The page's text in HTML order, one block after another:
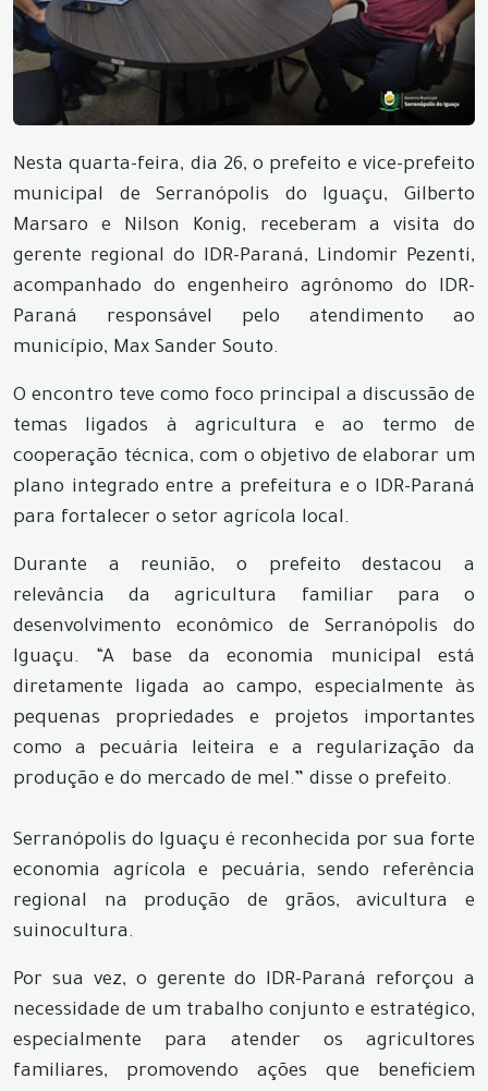
Nesta quarta-feira, dia 26, o prefeito e vice-prefeito
municipal de Serranópolis do Iguaçu, Gilberto
Marsaro e Nilson Konig, receberam a visita do
gerente regional do IDR-Paraná, Lindomir Pezenti,
acompanhado do engenheiro agrônomo do IDR-
Paraná responsável pelo atendimento ao
município, Max Sander Souto.
O encontro teve como foco principal a discussão de
temas ligados à agricultura e ao termo de
cooperação técnica, com o objetivo de elaborar um
plano integrado entre a prefeitura e o IDR-Paraná
para fortalecer o setor agrícola local.
Durante a reunião, o prefeito destacou a
relevância da agricultura familiar para o
desenvolvimento econômico de Serranópolis do
Iguaçu. “A base da economia municipal está
diretamente ligada ao campo, especialmente às
pequenas propriedades e projetos importantes
como a pecuária leiteira e a regularização da
produção e do mercado de mel.” disse o prefeito.
Serranópolis do Iguaçu é reconhecida por sua forte
economia agrícola e pecuária, sendo referência
regional na produção de grãos, avicultura e
suinocultura.
Por sua vez, o gerente do IDR-Paraná reforçou a
necessidade de um trabalho conjunto e estratégico,
especialmente para atender os agricultores
familiares, promovendo ações que beneficiem